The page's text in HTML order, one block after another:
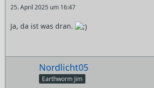
25. April 2025 um 16:47
Ja, da ist was dran.
Nordlicht05
Earthworm Jim